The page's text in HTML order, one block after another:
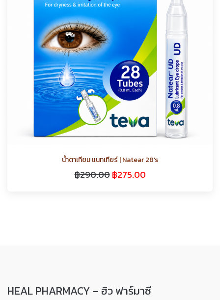
น้ำตาเทียม แนทเทียร์ | Natear 28’s
฿290.00 ฿275.00
HEAL PHARMACY – ฮิว ฟาร์มาซี